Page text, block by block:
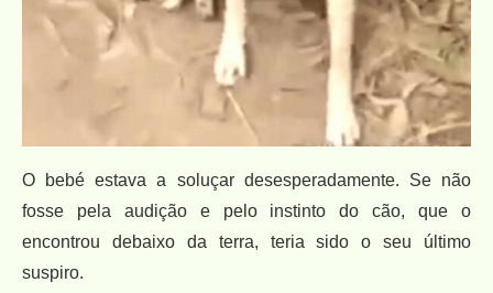
O bebé estava a soluçar desesperadamente. Se não
fosse pela audição e pelo instinto do cão, que o
encontrou debaixo da terra, teria sido o seu último
suspiro.